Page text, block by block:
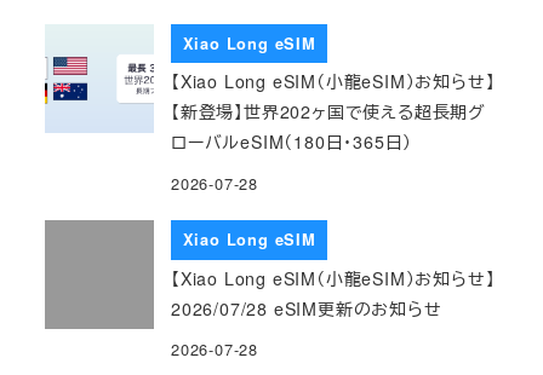
Xiao Long eSIM
【Xiao Long eSIM（小龍eSIM）お知らせ】
【新登場】世界202ヶ国で使える超長期グ
ローバルeSIM（180日・365日）
2026-07-28
Xiao Long eSIM
【Xiao Long eSIM（小龍eSIM）お知らせ】
2026/07/28 eSIM更新のお知らせ
2026-07-28